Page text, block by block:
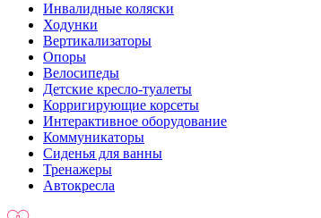
Инвалидные коляски
Ходунки
Вертикализаторы
Опоры
Велосипеды
Детские кресло-туалеты
Корригирующие корсеты
Интерактивное оборудование
Коммуникаторы
Сиденья для ванны
Тренажеры
Автокресла